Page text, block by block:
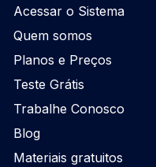
Acessar o Sistema
Quem somos
Planos e Preços
Teste Grátis
Trabalhe Conosco
Blog
Materiais gratuitos